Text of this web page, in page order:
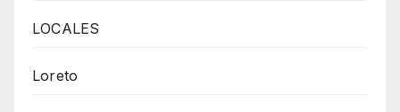
LOCALES
Loreto